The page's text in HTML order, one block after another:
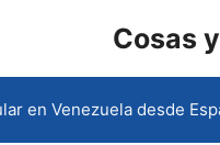
Cosas
en Venezuela desde